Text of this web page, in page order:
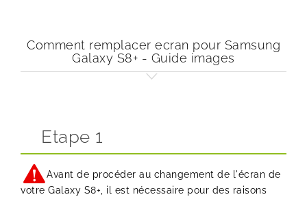
Comment remplacer ecran pour Samsung
Galaxy S8+ - Guide images
Etape 1
Avant de procéder au changement de l'écran de
votre Galaxy S8+, il est nécessaire pour des raisons